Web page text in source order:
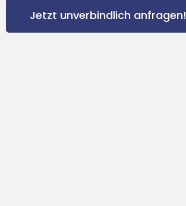
Jetzt unverbindlich anfragen!